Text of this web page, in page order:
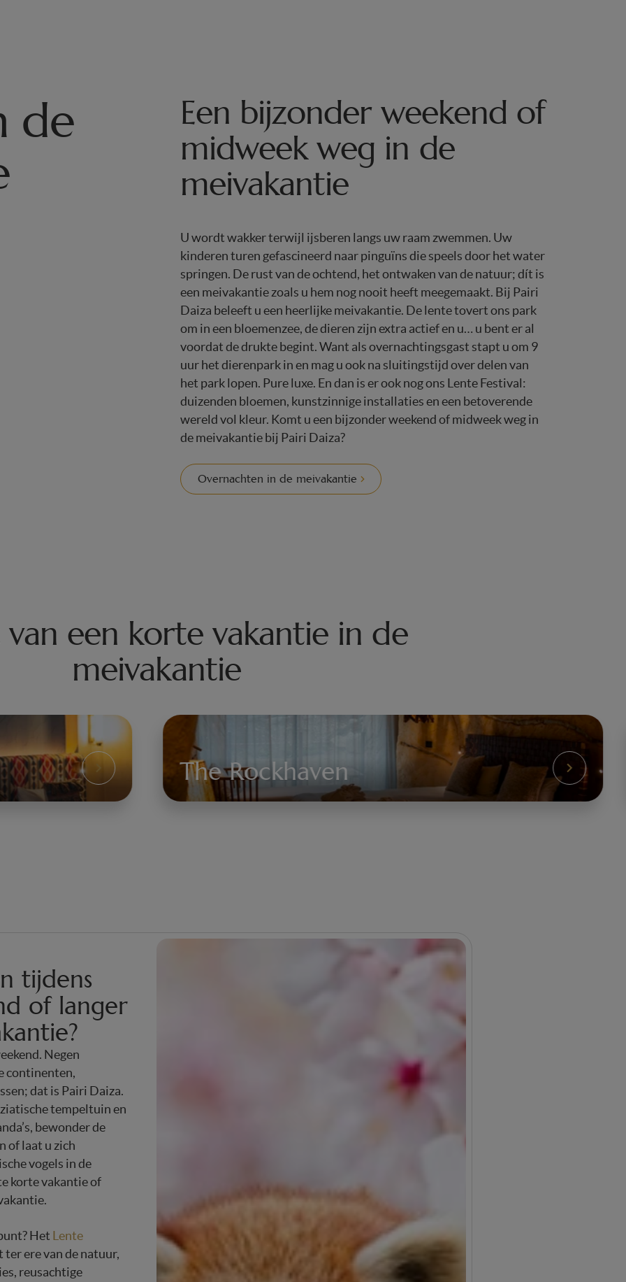
de
Een bijzonder weekend of
midweek weg in de
meivakantie
U wordt wakker terwijl ijsberen langs uw raam zwemmen. Uw
kinderen turen gefascineerd naar pinguïns die speels door het water
springen. De rust van de ochtend, het ontwaken van de natuur; dít is
een meivakantie zoals u hem nog nooit heeft meegemaakt. Bij Pairi
Daiza beleeft u een heerlijke meivakantie. De lente tovert ons park
om in een bloemenzee, de dieren zijn extra actief en u… u bent er al
voordat de drukte begint. Want als overnachtingsgast stapt u om 9
uur het dierenpark in en mag u ook na sluitingstijd over delen van
het park lopen. Pure luxe. En dan is er ook nog ons Lente Festival:
duizenden bloemen, kunstzinnige installaties en een betoverende
wereld vol kleur. Komt u een bijzonder weekend of midweek weg in
de meivakantie bij Pairi Daiza?
Overnachten in de meivakantie
een korte vakantie in de
meivakantie
Ontdek
The
The Rockhaven
tijdens
of langer
Negen
continenten,
dat is Pairi Daiza.
tempeltuin en
bewonder de
of laat u zich
vogels in de
korte vakantie of
Het Lente
ter ere van de natuur,
reusachtige